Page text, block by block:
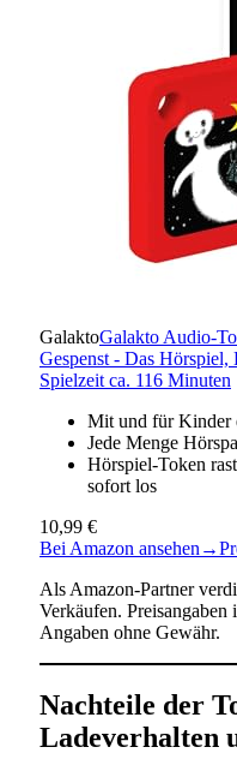
GalaktoGalakto Audio-
Gespenst - Das
Spielzeit ca. 116 Minuten
Mit und für Kinder
Jede Menge
Hörspiel-Token
sofort los
10,99 €
Bei Amazon ansehen →
Als Amazon-Partner
Verkäufen.
Angaben ohne Gewähr.
Nachteile der
Ladeverhalten